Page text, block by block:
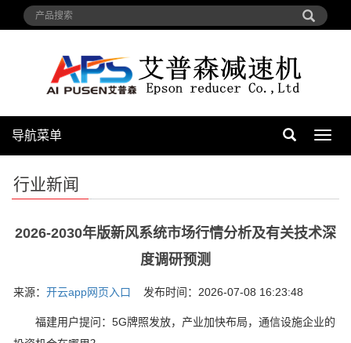
导
导航菜单
行业新闻
2026-2030年版新风系统市场行情分析及有关技术深
度调研预测
来源： 开云app网页入口 发布时间：2026-07-08 16:23:48
福建用户提问：5G牌照发放，产业加快布局，通信设施企业的